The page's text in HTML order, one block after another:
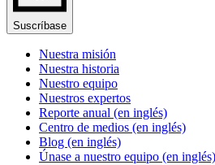
Suscríbase
Nuestra misión
Nuestra historia
Nuestro equipo
Nuestros expertos
Reporte anual (en inglés)
Centro de medios (en inglés)
Blog (en inglés)
Únase a nuestro equipo (en inglés)